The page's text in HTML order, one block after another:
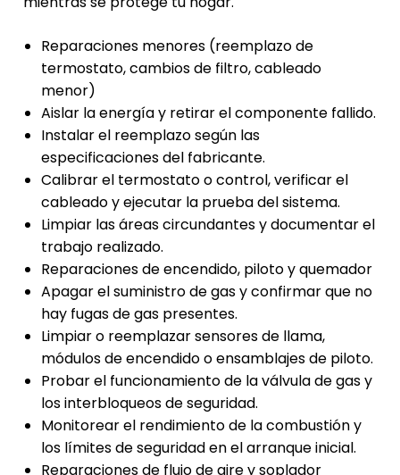
Reparaciones menores (reemplazo de
termostato, cambios de filtro, cableado
menor)
Aislar la energía y retirar el componente fallido.
Instalar el reemplazo según las
especificaciones del fabricante.
Calibrar el termostato o control, verificar el
cableado y ejecutar la prueba del sistema.
Limpiar las áreas circundantes y documentar el
trabajo realizado.
Reparaciones de encendido, piloto y quemador
Apagar el suministro de gas y confirmar que no
hay fugas de gas presentes.
Limpiar o reemplazar sensores de llama,
módulos de encendido o ensamblajes de piloto.
Probar el funcionamiento de la válvula de gas y
los interbloqueos de seguridad.
Monitorear el rendimiento de la combustión y
los límites de seguridad en el arranque inicial.
Reparaciones de flujo de aire y soplador